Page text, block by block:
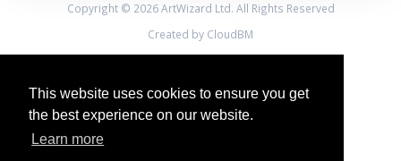
This website uses cookies to ensure you get
the best experience on our website.
Learn more
Copyright © 2026 ArtWizard Ltd. All Rights Reserved
Created by CloudBM